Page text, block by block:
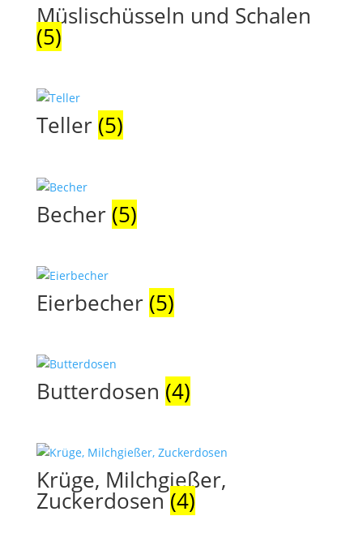
Müslischüsseln und Schalen
(5)
Teller (5)
Becher (5)
Eierbecher (5)
Butterdosen (4)
Krüge, Milchgießer,
Zuckerdosen(4)